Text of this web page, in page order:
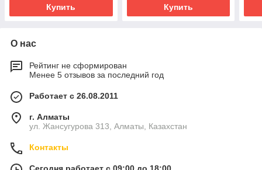
Купить Купить
О нас
Рейтинг не сформирован
Менее 5 отзывов за последний год
Работает с 26.08.2011
г. Алматы
ул. Жансугурова 313, Алматы, Казахстан
Контакты